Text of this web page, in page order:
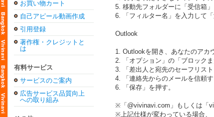
お買い物カート
自己アピール動画作成
引用登録
著作権・クレジットと
は
有料サービス
サービスのご案内
広告サービス品質向上
への取り組み
5. 移動先フォルダーに「受信箱」
6. 「フィルター名」を入力して「
Outlook
1. Outlookを開き、あなたのアカ
2. 「オプション」の「ブロックま
3. 「差出人と宛先のセーフリス
4. 「連絡先からのメールを信頼
6. 「保存」を押す。
※「@vivinavi.com」もしくは「
※上記仕様が変わっている場合、